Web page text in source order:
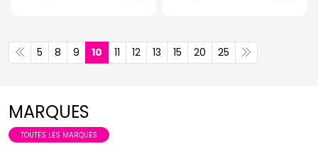
5 8 9 10 11 12 13 15 20 25
MARQUES
TOUTES LES MARQUES